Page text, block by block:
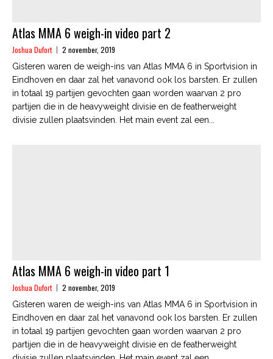
Atlas MMA 6 weigh-in video part 2
Joshua Dufort 2 november, 2019
Gisteren waren de weigh-ins van Atlas MMA 6 in Sportvision in
Eindhoven en daar zal het vanavond ook los barsten. Er zullen
in totaal 19 partijen gevochten gaan worden waarvan 2 pro
partijen die in de heavyweight divisie en de featherweight
divisie zullen plaatsvinden. Het main event zal een...
Atlas MMA 6 weigh-in video part 1
Joshua Dufort 2 november, 2019
Gisteren waren de weigh-ins van Atlas MMA 6 in Sportvision in
Eindhoven en daar zal het vanavond ook los barsten. Er zullen
in totaal 19 partijen gevochten gaan worden waarvan 2 pro
partijen die in de heavyweight divisie en de featherweight